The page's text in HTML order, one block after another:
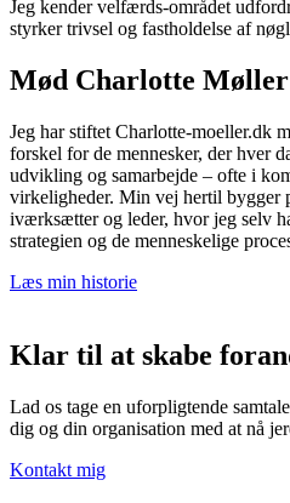
Jeg kender velfærds-området
styrker trivsel og fastholdelse af
Mød Charlotte Møller
Jeg har stiftet Charlotte-moeller.dk
forskel for de mennesker, der hver
udvikling og samarbejde – ofte i
virkeligheder. Min vej hertil bygger
iværksætter og leder, hvor jeg selv
strategien og de menneskelige
Læs min historie
Klar til at skabe
Lad os tage en uforpligtende
dig og din organisation med at nå
Kontakt mig